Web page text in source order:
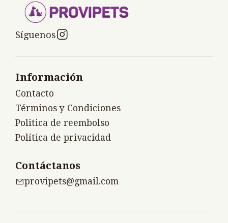
Síguenos
Información
Contacto
Términos y Condiciones
Politica de reembolso
Política de privacidad
Contáctanos
provipets@gmail.com